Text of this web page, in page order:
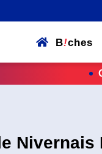
B!ches
|
Nivernais